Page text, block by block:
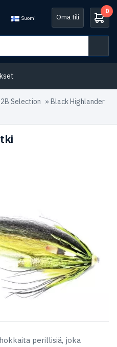
Suomi Oma tili
0
Selection » Black Highlander
perillisiä, joka